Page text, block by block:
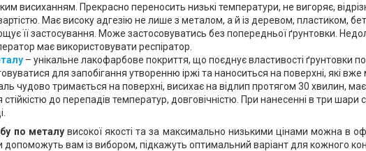
висиханням. Прекрасно переносить низькі температури, не вигоряє,
Має високу адгезію не лише з металом, а й із деревом, пластиком,
її застосування. Може застосовуватись без попередньої ґрунтовки.
має використовувати респіратор.
– унікальне лакофарбове покриття, що поєднує властивості ґрунтовки
для запобігання утворенню іржі та наноситься на поверхні, які
чудово тримається на поверхні, висихає на відлип протягом 30 хвилин,
стійкістю до перепадів температур, довговічністю. При нанесенні в три шари
по металу високої якості та за максимально низькими цінами можна в
вам із вибором, підкажуть оптимальний варіант для кожного